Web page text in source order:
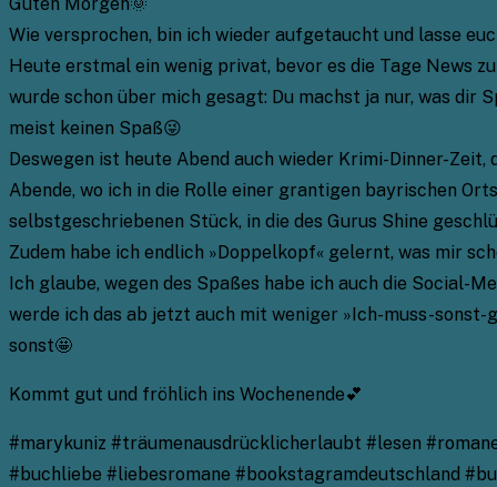
Wie versprochen, bin ich wieder aufgetaucht und lasse
Heute erstmal ein wenig privat, bevor es die Tage News
wurde schon über mich gesagt: Du machst ja nur, was dir
meist keinen Spaß😜
Deswegen ist heute Abend auch wieder Krimi-Dinner-
Abende, wo ich in die Rolle einer grantigen bayrischen
selbstgeschriebenen Stück, in die des Gurus Shine
Zudem habe ich endlich »Doppelkopf« gelernt, was mir
Ich glaube, wegen des Spaßes habe ich auch die Social-
werde ich das ab jetzt auch mit weniger »Ich-muss-
sonst🤩
Kommt gut und fröhlich ins Wochenende💕
#marykuniz #träumenausdrücklicherlaubt #lesen
#buchliebe #liebesromane #bookstagramdeutschland